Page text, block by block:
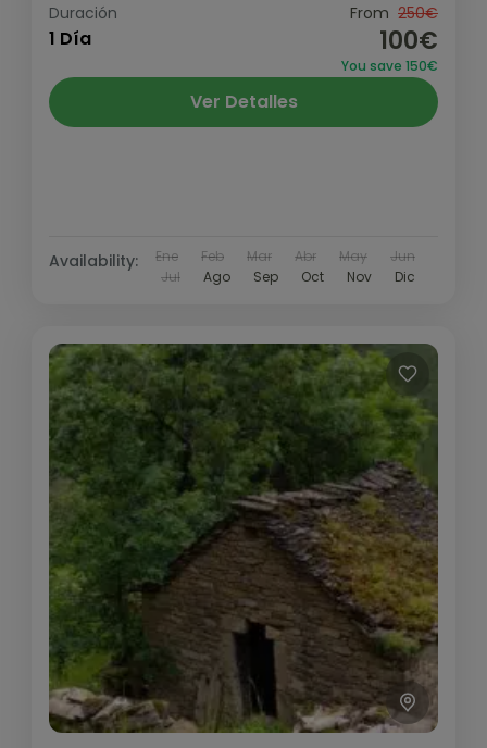
Duración
1 Día
From 250€
100€
You save 150€
Ver Detalles
Availability: Ene Feb Mar Abr May
Jun
Jul
Ago Sep Oct Nov Dic